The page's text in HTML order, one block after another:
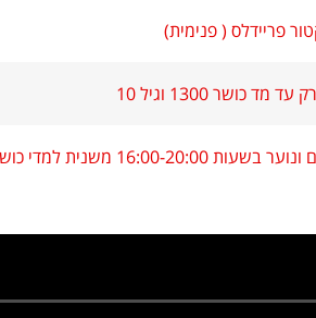
פריידלס ( פנימית)
1300 וגיל 10
משנית למדי כושר 1200-1300